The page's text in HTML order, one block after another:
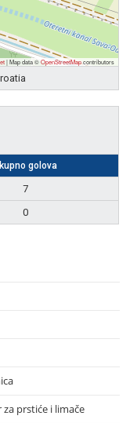
|Map data ©OpenStreetMapcontributors
golova
7
0
prstiće i limače